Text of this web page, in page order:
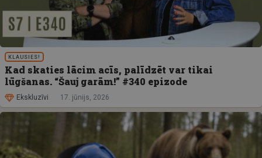
KLAUSIES!
Kad skaties lācim acīs, palīdzēt var tikai
lūgšanas. “Šauj garām!” #340 epizode
Ekskluzīvi 17. jūnijs, 2026